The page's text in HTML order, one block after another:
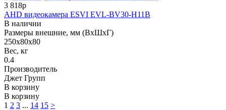
3 818р
AHD видеокамера ESVI EVL-BV30-H11B
В наличии
Размеры внешние, мм (ВхШхГ)
250х80х80
Вес, кг
0.4
Производитель
Джет Групп
В корзину
В корзину
1 2 3 ... 14 15 >